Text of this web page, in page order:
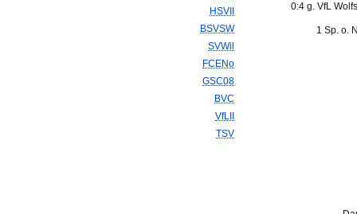
HSVII
BSVSW
SVWil
FCENo
GSC08
BVC
VfLII
TSV
0:4 g. VfL
1 Sp. o.